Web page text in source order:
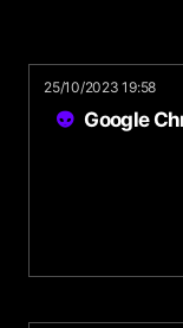
25/10/2023 19:58
Google